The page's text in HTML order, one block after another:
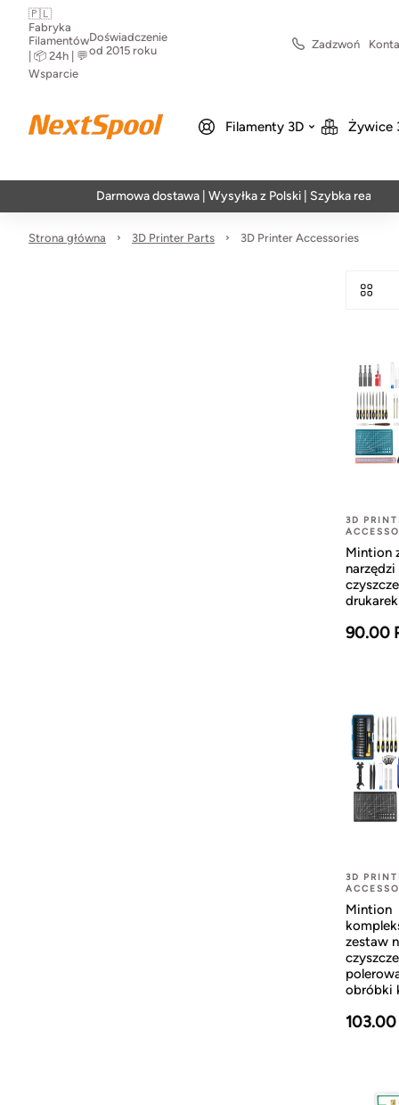
🇵🇱
Fabryka
Filamentów
| 📦 24h | 💬
Wsparcie
Doświadczenie
od 2015 roku
Zadzwoń
Filamenty 3D Żywice
Darmowa dostawa | Wysyłka z Polski | Szybka realizacja
Strona główna 3D Printer Parts 3D Printer Accessories
3D
Mintion
90.00
3D
Mintion
zestaw
obróbki
103.00